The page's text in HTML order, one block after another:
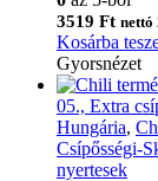
3519 Ft nettó
Kosárba
Gyorsnézet
05., Extra
Hungária,
Csípősségi-
nyertesek